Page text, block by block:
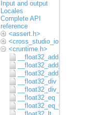
Input and output
Locales
Complete API
reference
<assert.h>
<cross_studio_io.h>
<cruntime.h>
__float32_add
__float32_add_1
__float32_add_asgn
__float32_div
__float32_div_asgn
__float32_eq
__float32_eq_0